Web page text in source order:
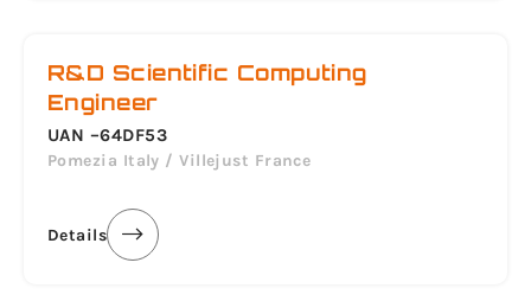
R&D Scientific Computing
Engineer
UAN –64DF53
Pomezia Italy / Villejust France
Details